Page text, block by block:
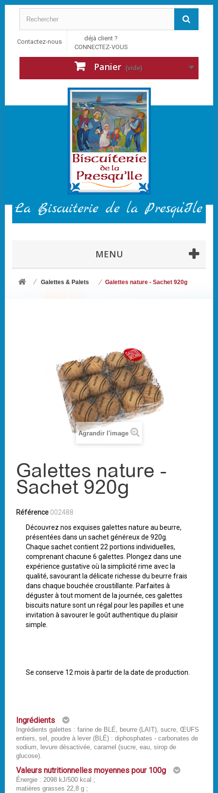
Contactez-nous
déjà client ?
CONNECTEZ-VOUS
Panier (vide)
MENU
Galettes & Palets Galettes nature - Sachet 920g
Agrandir l'image
Galettes nature -
Sachet 920g
Référence 002488
Découvrez nos exquises galettes nature au beurre,
présentées dans un sachet généreux de 920g.
Chaque sachet contient 22 portions individuelles,
comprenant chacune 6 galettes. Plongez dans une
expérience gustative où la simplicité rime avec la
qualité, savourant la délicate richesse du beurre frais
dans chaque bouchée croustillante. Parfaites à
déguster à tout moment de la journée, ces galettes
biscuits nature sont un régal pour les papilles et une
invitation à savourer le goût authentique du plaisir
simple.
Se conserve 12 mois à partir de la date de production.
Ingrédients
Ingrédients galettes : farine de BLÉ, beurre (LAIT), sucre, ŒUFS
entiers, sel, poudre à lever (BLÉ) : diphosphates - carbonates de
sodium, levure désactivée, caramel (sucre, eau, sirop de
glucose).
Valeurs nutritionnelles moyennes pour 100g
Énergie : 2098 kJ/500 kcal ;
matières grasses 22,8 g ;